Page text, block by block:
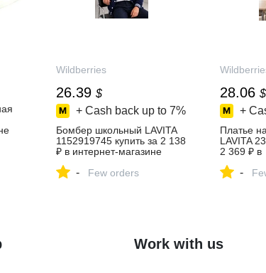
Wildberries
26.39 $
+ Cash back up to 7%
Бомбер школьный LAVITA
1152919745 купить за 2 138
₽ в интернет‑магазине
Wildberries
- Few orders
28.06 $
+
Платье
LAVITA
2 369 ₽ в
-
Work with us